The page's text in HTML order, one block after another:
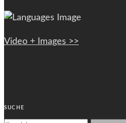
Video + Images >>
SUCHE